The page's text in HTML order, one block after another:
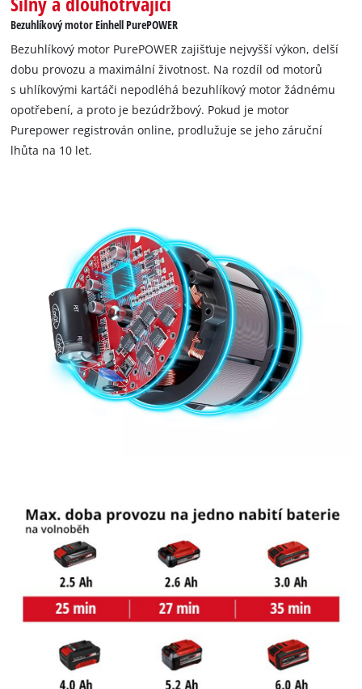
K načtení služby Google Maps
potřebujeme váš souhlas!
This content is not permitted to load due
to trackers that are not disclosed to the
visitor. The website owner needs to setup
the site with their CMP to add this content
to the list of technologies used.
Powered byUsercentrics Consent
Management Platform
Bezuhlíkový motor Einhell PurePOWER
Bezuhlíkový motor PurePOWER zajišťuje nejvyšší výkon, delší
dobu provozu a maximální životnost. Na rozdíl od motorů
s uhlíkovými kartáči nepodléhá bezuhlíkový motor žádnému
opotřebení, a proto je bezúdržbový. Pokud je motor
Purepower registrován online, prodlužuje se jeho záruční
lhůta na 10 let.